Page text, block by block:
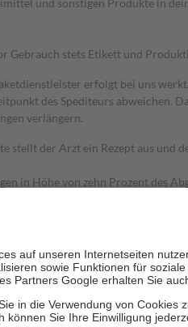
und sonstigen Produkte in
Gebrauch stets Etikett und
erfolgt bei uns
des Spediteurs abweichen.
verlängern.
stellt der Arzt ein Rezept aus und
in Höhe von zehn Prozent des
Online-Apotheken.
eigene Gesundheit zu stärken
18. Lebensjahr mit Ausnahme
die von der GKV